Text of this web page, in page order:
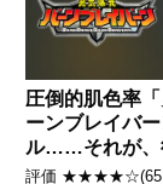
圧倒的肌色率
ーンブレイバ
ル……それが、
だ」レビュー
評価 ★★★★☆(65